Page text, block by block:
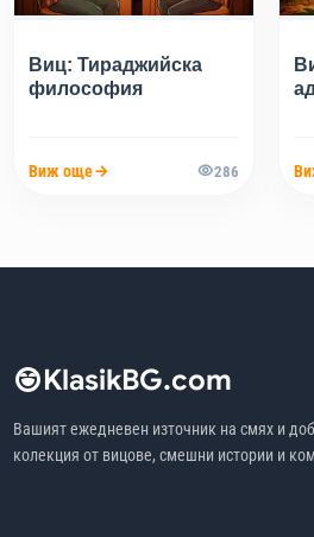
Виц: Тираджийска
философия
Виж още 286
KlasikBG.com
Вашият ежедневен източник на смях и
колекция от вицове, смешни истории и